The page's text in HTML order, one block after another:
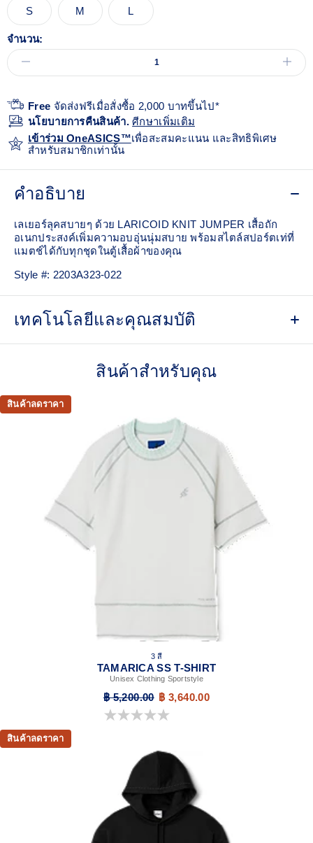
S M L
จำนวน:
Free จัดส่งฟรีเมื่อสั่งซื้อ 2,000 บาทขึ้นไป*
นโยบายการคืนสินค้า.ศีกษาเพิ่มเติม
เข้าร่วม OneASICS™เพื่อสะสมคะแนน และสิทธิพิเศษ
สำหรับสมาชิกเท่านั้น
คำอธิบาย
เลเยอร์ลุคสบายๆ ด้วย LARICOID KNIT JUMPER เสื้อถัก
อเนกประสงค์เพิ่มความอบอุ่นนุ่มสบาย พร้อมสไตล์สปอร์ตเท่ที่
แมตช์ได้กับทุกชุดในตู้เสื้อผ้าของคุณ
Style #: 2203A323-022
เทคโนโลยีและคุณสมบัติ
สินค้าสำหรับคุณ
สินค้าลดราคา
3 สี
TAMARICA SS T-SHIRT
Unisex Clothing Sportstyle
฿ 5,200.00 ฿ 3,640.00
0.0 จาก 5 ดาว
สินค้าลดราคา